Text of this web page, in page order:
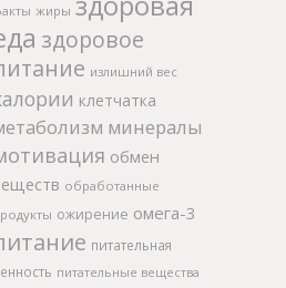
жиры
здоровое
излишний вес
клетчатка
минералы
обмен
обработанные
ожирение омега-3
питательная
питательные вещества